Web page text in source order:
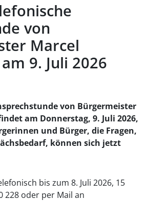
von
Marcel
9. Juli 2026
von Bürgermeister
am Donnerstag, 9. Juli 2026,
und Bürger, die Fragen,
können sich jetzt
bis zum 8. Juli 2026, 15
228 oder per Mail an